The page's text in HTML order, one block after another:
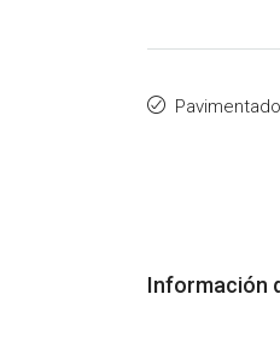
Pavimentado
Información